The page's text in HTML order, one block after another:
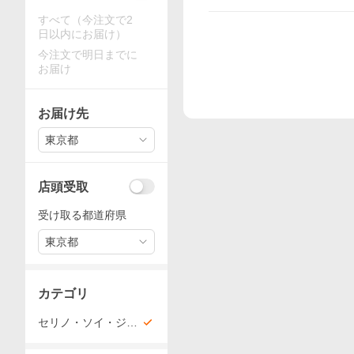
すべて（今注文で2
日以内にお届け）
今注文で明日までに
お届け
お届け先
東京都
店頭受取
受け取る都道府県
東京都
カテゴリ
セリノ・ソイ・ジェ